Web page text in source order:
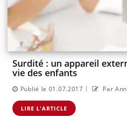
Surdité : un appareil
vie des enfants
Publié le 01.07.2017 | Par
LIRE L'ARTICLE